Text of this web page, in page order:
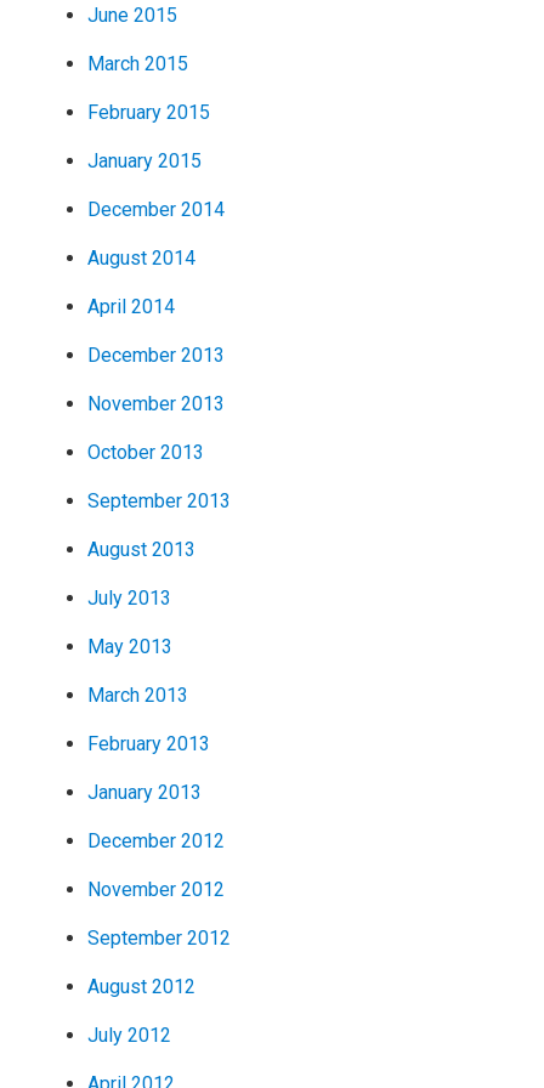
June 2015
March 2015
February 2015
January 2015
December 2014
August 2014
April 2014
December 2013
November 2013
October 2013
September 2013
August 2013
July 2013
May 2013
March 2013
February 2013
January 2013
December 2012
November 2012
September 2012
August 2012
July 2012